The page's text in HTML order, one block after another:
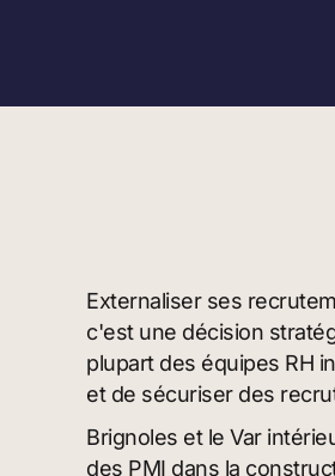
Externaliser ses
c'est une décision
plupart des équipes RH
et de sécuriser des
Brignoles et le Var
des PMI dans la